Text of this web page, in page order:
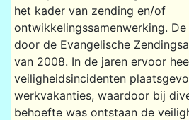
het kader van zending en/of
ontwikkelingssamenwerking.
door de Evangelische
van 2008. In de jaren ervoor
veiligheidsincidenten
werkvakanties, waardoor bij
behoefte was ontstaan de